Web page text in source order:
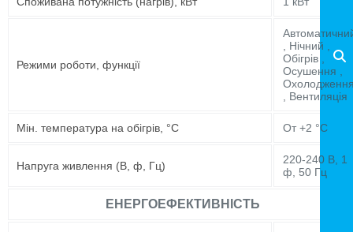
Режими роботи, функції
, Нічний ,
Обігрів ,
Осушення ,
, Вентиляція
Мін. температура на обігрів, °C От +2 °C
Напруга живлення (В, ф, Гц)
220-240 В, 1
ф, 50 Гц
ЕНЕРГОЕФЕКТИВНІСТЬ